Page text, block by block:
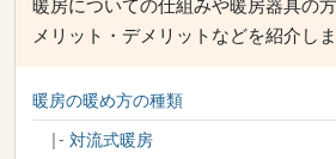
メリット・デメリットなどを紹介しま
暖房の暖め方の種類
|- 対流式暖房